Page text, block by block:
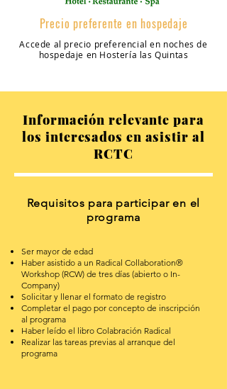
Precio preferente en hospedaje
Accede al precio preferencial en noches de
hospedaje en Hostería las Quintas
Información relevante para
los interesados en asistir al
RCTC
Requisitos para participar en el
programa
Ser mayor de edad
Haber asistido a un Radical Collaboration®
Workshop (RCW) de tres días (abierto o In-
Company)
Solicitar y llenar el formato de registro
Completar el pago por concepto de inscripción
al programa
Haber leído el libro Colabración Radical
Realizar las tareas previas al arranque del
programa